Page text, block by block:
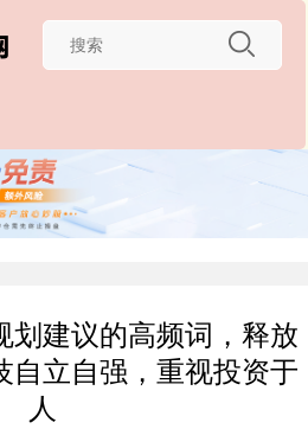
划建议的高频词，释放
自立自强，重视投资于
人